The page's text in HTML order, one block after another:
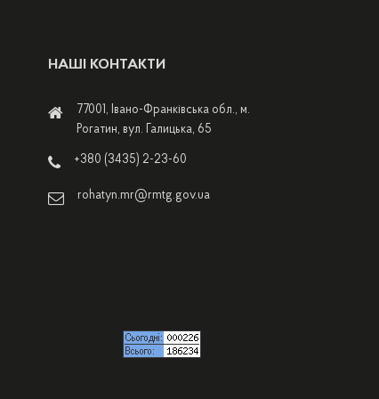
НАШІ КОНТАКТИ
77001, Івано-Франківська обл., м.
Рогатин, вул. Галицька, 65
+380 (3435) 2-23-60
rohatyn.mr@rmtg.gov.ua